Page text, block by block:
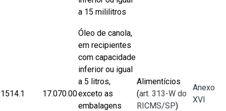
a 15 mililitros
1514.1 17.070.00
Óleo de canola,
em recipientes
com capacidade
inferior ou igual
a 5 litros,
exceto as
embalagens
Alimentícios
(art. 313-W do
RICMS/SP)
Anexo
XVI